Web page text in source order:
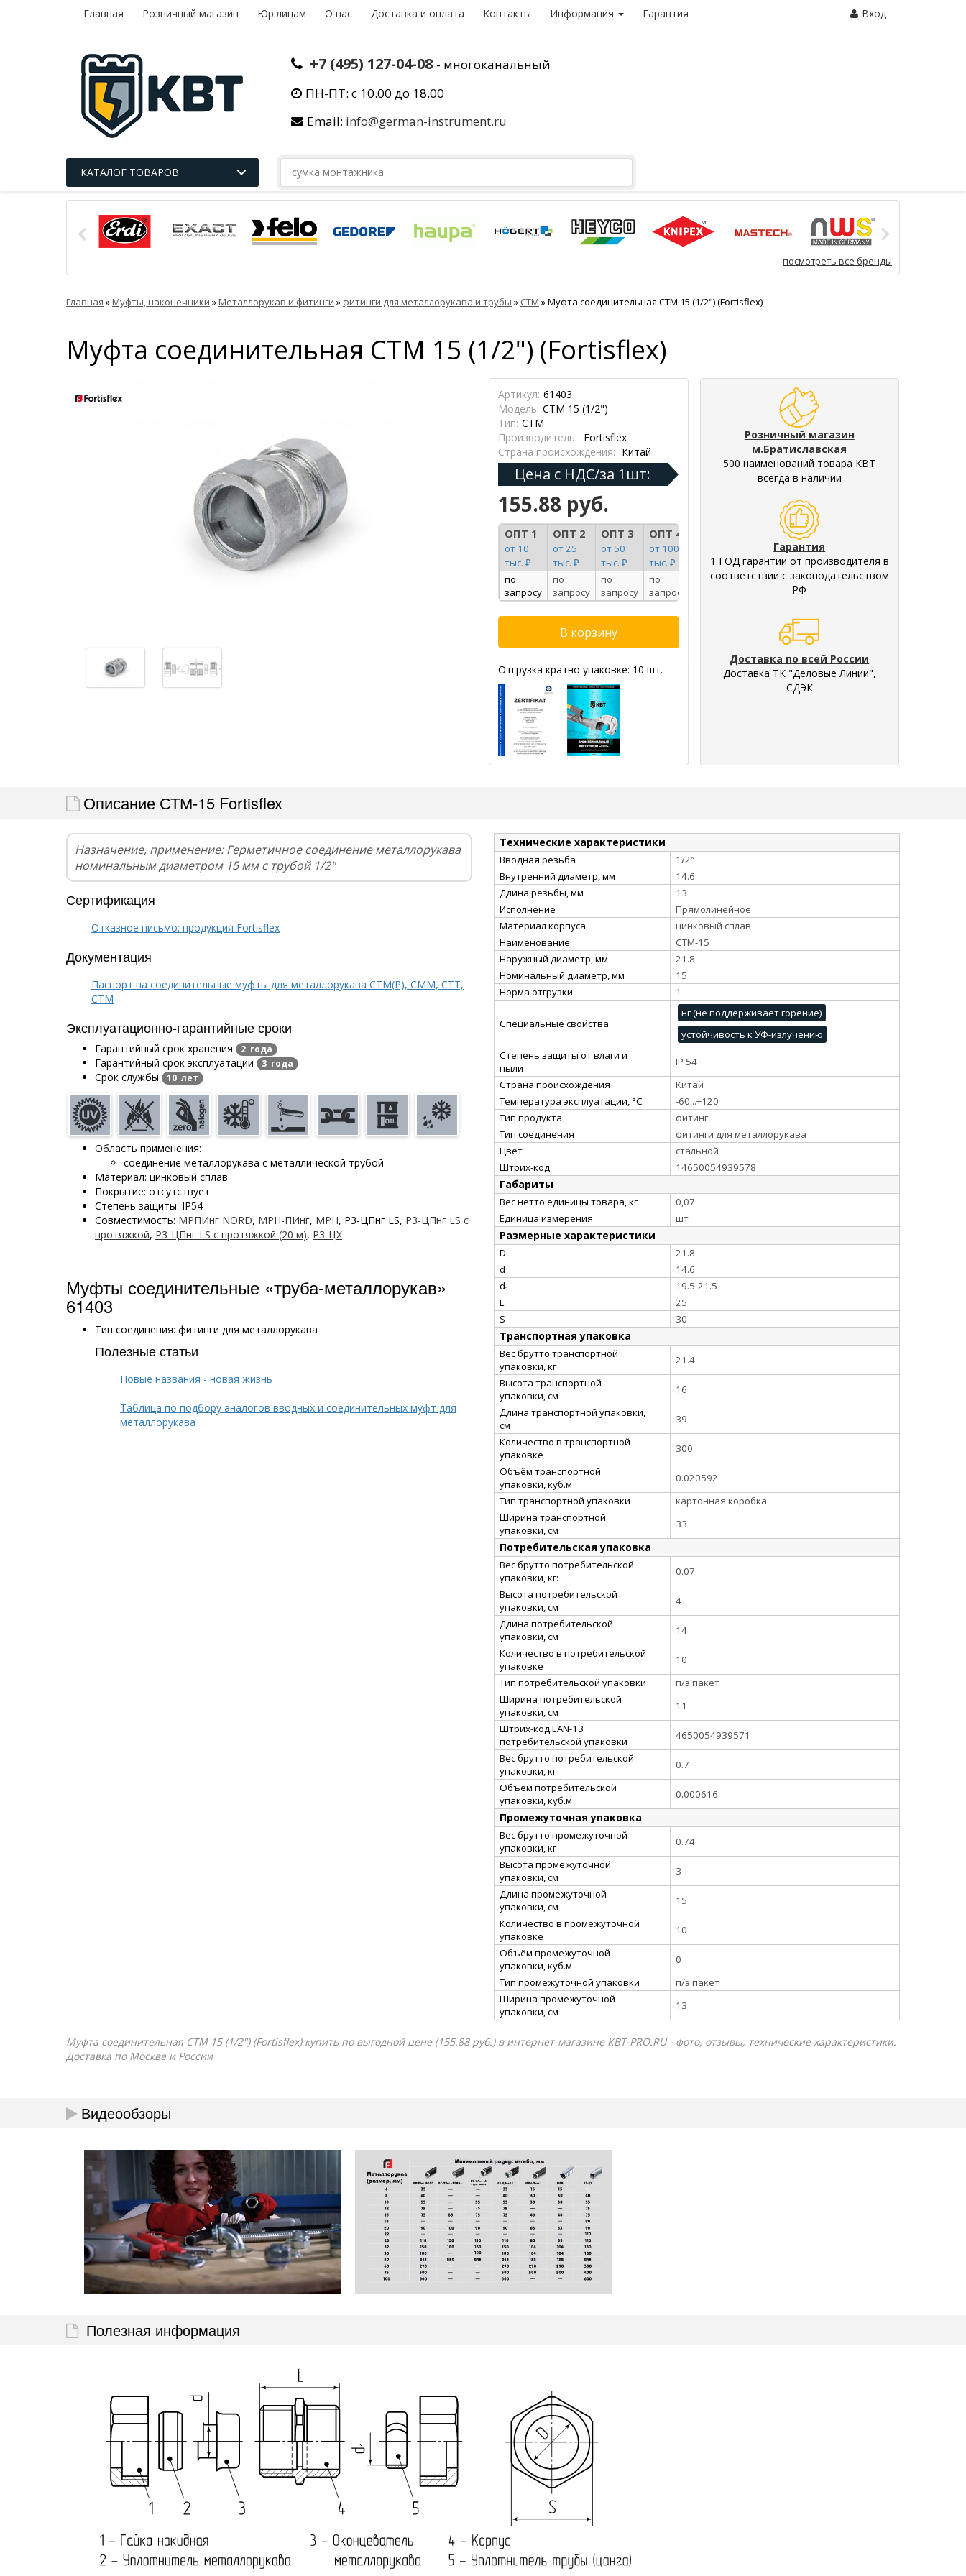
Главная Розничный магазин Юр.лицам О нас Доставка и оплата Контакты Информация Гарантия Вход
+7 (495) 127-04-08 - многоканальный
ПН-ПТ: с 10.00 до 18.00
Email: info@german-instrument.ru
КАТАЛОГ ТОВАРОВ
посмотреть все бренды
Главная »Муфты, наконечники »Металлорукав и фитинги » фитинги для металлорукава и трубы » СТМ »Муфта соединительная СТМ 15 (1/2") (Fortisflex)
Муфта соединительная СТМ 15 (1/2") (Fortisflex)
Артикул: 61403
Модель: СТМ 15 (1/2")
Тип: СТМ
Производитель: Fortisflex
Страна происхождения: Китай
Цена с НДС/за 1шт:
155.88 руб.
ОПТ 1
от 10
тыс. ₽
ОПТ 2
от 25
тыс. ₽
ОПТ 3
от 50
тыс. ₽
ОПТ 4
от 100
тыс. ₽
по
запросу
по
запросу
по
запросу
по
запросу
Отгрузка кратно упаковке: 10 шт.
Розничный магазин
м.Братиславская
500 наименований товара КВТ
всегда в наличии
Гарантия
1 ГОД гарантии от производителя в
соответствии с законодательством
РФ
Доставка по всей России
Доставка ТК "Деловые Линии",
СДЭК
Описание СТМ-15 Fortisflex
Назначение, применение: Герметичное соединение металлорукава
номинальным диаметром 15 мм с трубой 1/2"
Сертификация
Отказное письмо: продукция Fortisflex
Документация
Паспорт на соединительные муфты для металлорукава СТМ(Р), СММ, СТТ,
СТМ
Эксплуатационно-гарантийные сроки
Гарантийный срок хранения 2 года
Гарантийный срок эксплуатации 3 года
Срок службы 10 лет
Область применения:
соединение металлорукава с металлической трубой
Материал: цинковый сплав
Покрытие: отсутствует
Степень защиты: IP54
Совместимость: МРПИнг NORD, МРН-ПИнг, МРН, Р3-ЦПнг LS, Р3-ЦПнг LS с
протяжкой, Р3-ЦПнг LS с протяжкой (20 м), Р3-ЦХ
Муфты соединительные «труба-металлорукав»
61403
Тип соединения: фитинги для металлорукава
Полезные статьи
Новые названия - новая жизнь
Таблица по подбору аналогов вводных и соединительных муфт для
металлорукава
Технические характеристики
Вводная резьба
1/2″
Внутренний диаметр, мм
14.6
Длина резьбы, мм
13
Исполнение
Прямолинейное
Материал корпуса
цинковый сплав
Наименование
СТМ-15
Наружный диаметр, мм
21.8
Номинальный диаметр, мм
15
Норма отгрузки
1
Специальные свойства
нг (не поддерживает горение)
устойчивость к УФ-излучению
Степень защиты от влаги и
пыли
IP 54
Страна происхождения
Китай
Температура эксплуатации, °С
-60...+120
Тип продукта
фитинг
Тип соединения
фитинги для металлорукава
Цвет
стальной
Штрих-код
14650054939578
Габариты
Вес нетто единицы товара, кг
0,07
Единица измерения
шт
Размерные характеристики
D
21.8
d
14.6
d₁
19.5-21.5
L
25
S
30
Транспортная упаковка
Вес брутто транспортной
упаковки, кг
21.4
Высота транспортной
упаковки, см
16
Длина транспортной упаковки,
см
39
Количество в транспортной
упаковке
300
Объём транспортной
упаковки, куб.м
0.020592
Тип транспортной упаковки
картонная коробка
Ширина транспортной
упаковки, см
33
Потребительская упаковка
Вес брутто потребительской
упаковки, кг:
0.07
Высота потребительской
упаковки, см
4
Длина потребительской
упаковки, см
14
Количество в потребительской
упаковке
10
Тип потребительской упаковки
п/э пакет
Ширина потребительской
упаковки, см
11
Штрих-код EAN-13
потребительской упаковки
4650054939571
Вес брутто потребительской
упаковки, кг
0.7
Объём потребительской
упаковки, куб.м
0.000616
Промежуточная упаковка
Вес брутто промежуточной
упаковки, кг
0.74
Высота промежуточной
упаковки, см
3
Длина промежуточной
упаковки, см
15
Количество в промежуточной
упаковке
10
Объём промежуточной
упаковки, куб.м
0
Тип промежуточной упаковки
п/э пакет
Ширина промежуточной
упаковки, см
13
Муфта соединительная СТМ 15 (1/2") (Fortisflex) купить по выгодной цене (155.88 руб.) в интернет-магазине КВТ-PRO.RU - фото, отзывы, технические характеристики.
Доставка по Москве и России
Видеообзоры
Полезная информация